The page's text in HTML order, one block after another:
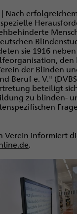
Nach
sie 1916
der Blinden
Beruf e. V."
beteiligt
zu blinden-
Verein informiert
.